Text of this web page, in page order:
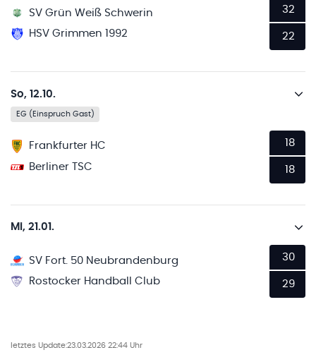
SV Grün Weiß Schwerin
HSV Grimmen 1992
32
22
So, 12.10.
EG (Einspruch Gast)
Frankfurter HC
Berliner TSC
18
18
Mi, 21.01.
SV Fort. 50 Neubrandenburg
Rostocker Handball Club
30
29
letztes Update:23.03.2026 22:44 Uhr